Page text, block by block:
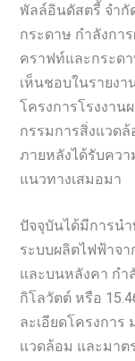
พัลล์อินดัสตรี้ จำกั
กระดาษ กำลังกา
คราฟท์และกระด
เห็นชอบในรายงา
โครงการโรงงาน
กรรมการสิ่งแวด
ภายหลังได้รับควา
แนวทางเสมอมา
ปัจจุบันได้มีการน
ระบบผลิตไฟฟ้าจ
และบนหลังคา กำ
กิโลวัตต์ หรือ
ละเอียดโครงกา
แวดล้อม และมาต